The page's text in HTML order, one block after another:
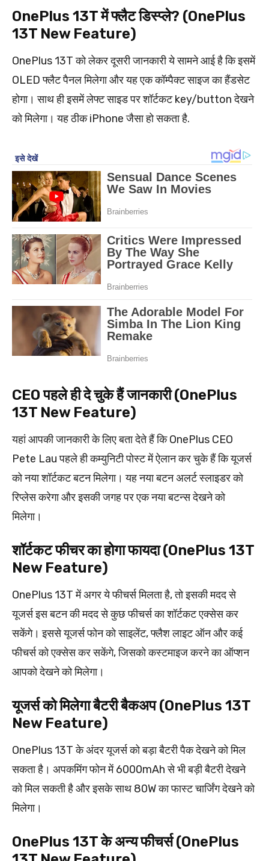
OnePlus 13T में फ्लैट डिस्प्ले? (OnePlus
13T New Feature)
OnePlus 13T को लेकर दूसरी जानकारी ये सामने आई है कि इसमें
OLED फ्लैट पैनल मिलेगा और यह एक कॉम्पैक्ट साइज का हैंडसेट
होगा। साथ ही इसमें लेफ्ट साइड पर शॉर्टकट key/button देखने
को मिलेगा। यह ठीक iPhone जैसा हो सकता है.
CEO पहले ही दे चुके हैं जानकारी (OnePlus
13T New Feature)
यहां आपकी जानकारी के लिए बता देते हैं कि OnePlus CEO
Pete Lau पहले ही कम्युनिटी पोस्ट में ऐलान कर चुके हैं कि यूजर्स
को नया शॉर्टकट बटन मिलेगा। यह नया बटन अलर्ट स्लाइडर को
रिप्लेस करेगा और इसकी जगह पर एक नया बटन्स देखने को
मिलेगा।
शॉर्टकट फीचर का होगा फायदा (OnePlus 13T
New Feature)
OnePlus 13T में अगर ये फीचर्स मिलता है, तो इसकी मदद से
यूजर्स इस बटन की मदद से कुछ फीचर्स का शॉर्टकट एक्सेस कर
सकेंगे। इससे यूजर्स फोन को साइलेंट, फ्लैश लाइट ऑन और कई
फीचर्स को एक्सेस कर सकेंगे, जिसको कस्टमाइज करने का ऑप्शन
आपको देखने को मिलेगा।
यूजर्स को मिलेगा बैटरी बैकअप (OnePlus 13T
New Feature)
OnePlus 13T के अंदर यूजर्स को बड़ा बैटरी पैक देखने को मिल
सकता है। अपकमिंग फोन में 6000mAh से भी बड़ी बैटरी देखने
को मिल सकती है और इसके साथ 80W का फास्ट चार्जिंग देखने को
मिलेगा।
OnePlus 13T के अन्य फीचर्स (OnePlus